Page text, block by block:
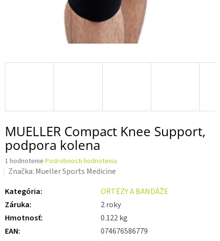
MUELLER Compact Knee Support,
podpora kolena
Priemerné
hodnotenie
je
z 5
hviezdičiek.
1 hodnotenie Podrobnosti hodnotenia
Značka: Mueller Sports Medicine
Kategória:
ORTÉZY A BANDÁŽE
Záruka:
2 roky
Hmotnosť:
0.122 kg
EAN:
074676586779